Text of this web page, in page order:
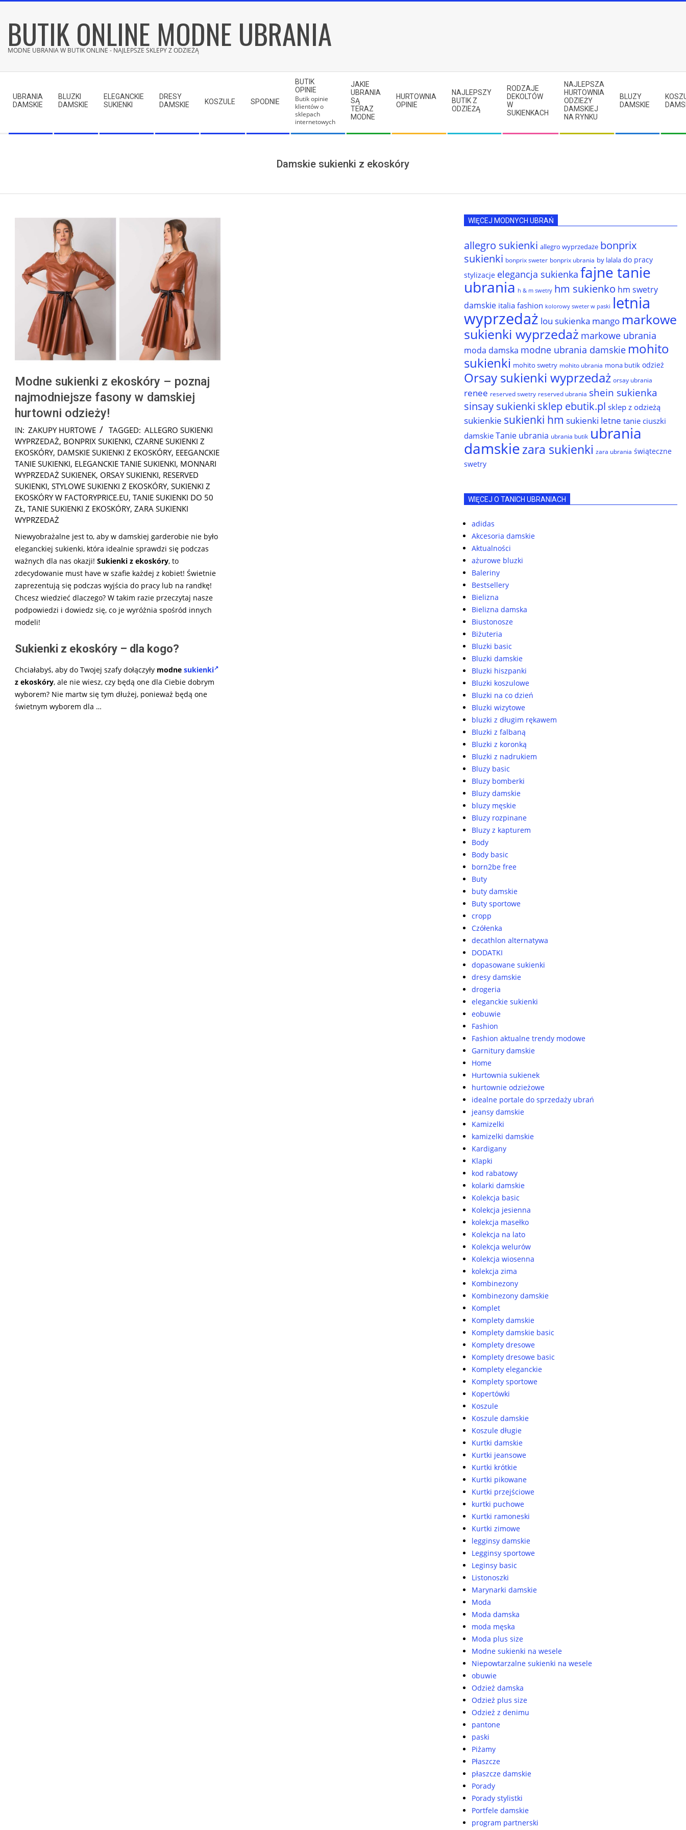
contentBUTIK ONLINE MODNE UBRANIA
MODNE UBRANIA W BUTIK ONLINE - NAJLEPSZE SKLEPY Z ODZIEŻĄ
Menu
UBRANIA
DAMSKIE
BLUZKI
DAMSKIE
ELEGANCKIE
SUKIENKI
DRESY
DAMSKIE
KOSZULE SPODNIE
BUTIK
OPINIE
Butik opinie
klientów o
sklepach
internetowych
JAKIE
UBRANIA
SĄ
TERAZ
MODNE
HURTOWNIA
OPINIE
NAJLEPSZY
BUTIK Z
ODZIEŻĄ
RODZAJE
DEKOLTÓW
W
SUKIENKACH
NAJLEPSZA
HURTOWNIA
ODZIEŻY
DAMSKIEJ
NA RYNKU
BLUZY
DAMSKIE
Damskie sukienki z ekoskóry
Modne sukienki z ekoskóry – poznaj
najmodniejsze fasony w damskiej
hurtowni odzieży!
2025-
08-
17
IN: ZAKUPY HURTOWE TAGGED: ALLEGRO SUKIENKI
WYPRZEDAŻ, BONPRIX SUKIENKI, CZARNE SUKIENKI Z
EKOSKÓRY, DAMSKIE SUKIENKI Z EKOSKÓRY, EEEGANCKIE
TANIE SUKIENKI, ELEGANCKIE TANIE SUKIENKI, MONNARI
WYPRZEDAŻ SUKIENEK, ORSAY SUKIENKI, RESERVED
SUKIENKI, STYLOWE SUKIENKI Z EKOSKÓRY, SUKIENKI Z
EKOSKÓRY W FACTORYPRICE.EU, TANIE SUKIENKI DO 50
ZŁ, TANIE SUKIENKI Z EKOSKÓRY, ZARA SUKIENKI
WYPRZEDAŻ
Niewyobrażalne jest to, aby w damskiej garderobie nie było
eleganckiej sukienki, która idealnie sprawdzi się podczas
ważnych dla nas okazji! Sukienki z ekoskóry, to
zdecydowanie must have w szafie każdej z kobiet! Świetnie
zaprezentują się podczas wyjścia do pracy lub na randkę!
Chcesz wiedzieć dlaczego? W takim razie przeczytaj nasze
podpowiedzi i dowiedz się, co je wyróżnia spośród innych
modeli!
Sukienki z ekoskóry – dla kogo?
Chciałabyś, aby do Twojej szafy dołączyły modne sukienki
z ekoskóry, ale nie wiesz, czy będą one dla Ciebie dobrym
wyborem? Nie martw się tym dłużej, ponieważ będą one
świetnym wyborem dla …
WIĘCEJ MODNYCH UBRAŃ
allegro sukienki allegro wyprzedaże bonprix
sukienki bonprix sweter bonprix ubrania by lalala do pracy
stylizacje elegancja sukienka fajne tanie
ubrania h & m swetry hm sukienko hm swetry
damskie italia fashion kolorowy sweter w paski letnia
wyprzedaż lou sukienka mango markowe
sukienki wyprzedaż markowe ubrania
moda damska modne ubrania damskie mohito
sukienki mohito swetry mohito ubrania mona butik odzież
Orsay sukienki wyprzedaż orsay ubrania
renee reserved swetry reserved ubrania shein sukienka
sinsay sukienki sklep ebutik.pl sklep z odzieżą
sukienkie sukienki hm sukienki letne tanie ciuszki
damskie Tanie ubrania ubrania butik ubrania
damskiezara sukienki zara ubrania świąteczne
swetry
WIĘCEJ O TANICH UBRANIACH
adidas
Akcesoria damskie
Aktualności
ażurowe bluzki
Baleriny
Bestsellery
Bielizna
Bielizna damska
Biustonosze
Biżuteria
Bluzki basic
Bluzki damskie
Bluzki hiszpanki
Bluzki koszulowe
Bluzki na co dzień
Bluzki wizytowe
bluzki z długim rękawem
Bluzki z falbaną
Bluzki z koronką
Bluzki z nadrukiem
Bluzy basic
Bluzy bomberki
Bluzy damskie
bluzy męskie
Bluzy rozpinane
Bluzy z kapturem
Body
Body basic
born2be free
Buty
buty damskie
Buty sportowe
cropp
Czółenka
decathlon alternatywa
DODATKI
dopasowane sukienki
dresy damskie
drogeria
eleganckie sukienki
eobuwie
Fashion
Fashion aktualne trendy modowe
Garnitury damskie
Home
Hurtownia sukienek
hurtownie odzieżowe
idealne portale do sprzedaży ubrań
jeansy damskie
Kamizelki
kamizelki damskie
Kardigany
Klapki
kod rabatowy
kolarki damskie
Kolekcja basic
Kolekcja jesienna
kolekcja masełko
Kolekcja na lato
Kolekcja welurów
Kolekcja wiosenna
kolekcja zima
Kombinezony
Kombinezony damskie
Komplet
Komplety damskie
Komplety damskie basic
Komplety dresowe
Komplety dresowe basic
Komplety eleganckie
Komplety sportowe
Kopertówki
Koszule
Koszule damskie
Koszule długie
Kurtki damskie
Kurtki jeansowe
Kurtki krótkie
Kurtki pikowane
Kurtki przejściowe
kurtki puchowe
Kurtki ramoneski
Kurtki zimowe
legginsy damskie
Legginsy sportowe
Leginsy basic
Listonoszki
Marynarki damskie
Moda
Moda damska
moda męska
Moda plus size
Modne sukienki na wesele
Niepowtarzalne sukienki na wesele
obuwie
Odzież damska
Odzież plus size
Odzież z denimu
pantone
paski
Piżamy
Płaszcze
płaszcze damskie
Porady
Porady stylistki
Portfele damskie
program partnerski